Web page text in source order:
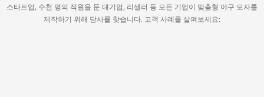
스타트업, 수천 명의 직원을 둔 대기업, 리셀러 등 모든 기업이 맞춤형 야구 모자를
제작하기 위해 당사를 찾습니다. 고객 사례를 살펴보세요: